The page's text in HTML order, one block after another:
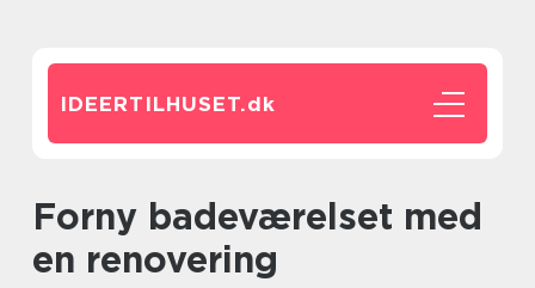
IDEERTILHUSET.dk
Forny badeværelset med
en renovering